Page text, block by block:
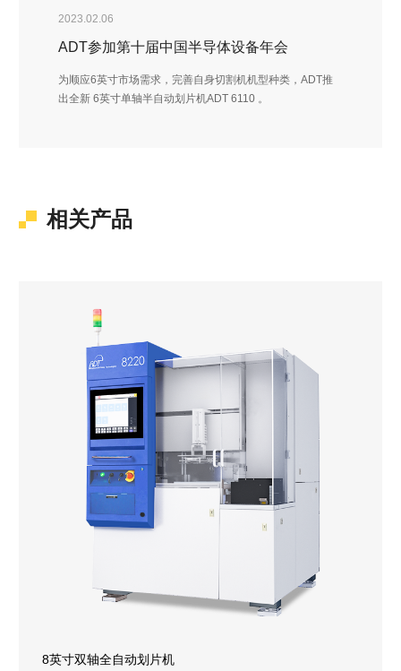
2023.02.06
ADT参加第十届中国半导体设备年会
为顺应6英寸市场需求，完善自身切割机机型种类，ADT推
出全新 6英寸单轴半自动划片机ADT 6110 。
相关产品
8英寸双轴全自动划片机